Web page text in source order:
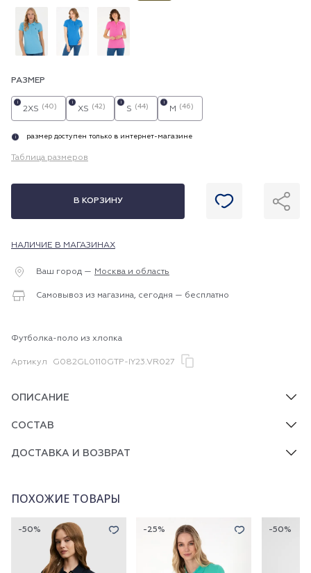
РАЗМЕР
2XS (40)
i
XS (42)
i
S (44)
i
M (46)
i
i размер доступен только в интернет-магазине
Таблица размеров
В КОРЗИНУ
НАЛИЧИЕ В МАГАЗИНАХ
Ваш город — Москва и область
Самовывоз из магазина, сегодня — бесплатно
Футболка-поло из хлопка
Артикул G082GL0110GTP-IY23.VR027
ОПИСАНИЕ
СОСТАВ
ДОСТАВКА И ВОЗВРАТ
ПОХОЖИЕ ТОВАРЫ
-50% -25% -50%